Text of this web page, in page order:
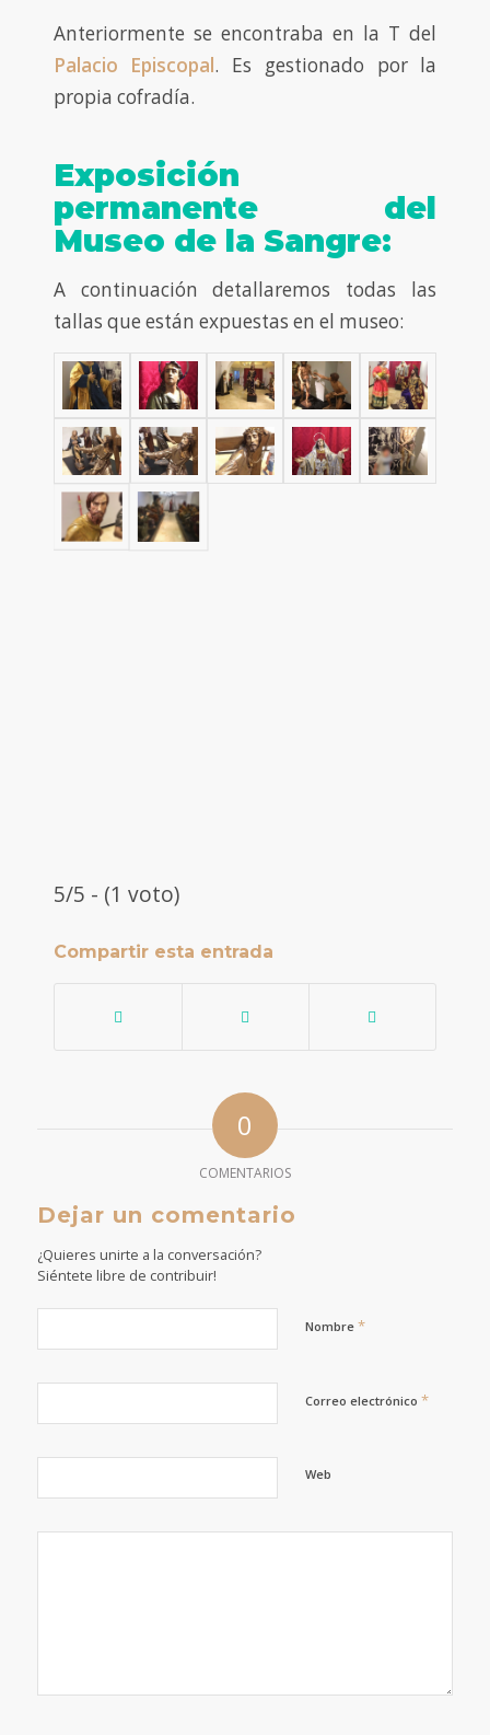
Anteriormente se encontraba en la T del
Palacio Episcopal. Es gestionado por la
propia cofradía.
Exposición
permanente del
Museo de la Sangre:
A continuación detallaremos todas las
tallas que están expuestas en el museo:
5/5 - (1 voto)
Compartir esta entrada
0
COMENTARIOS
Dejar un comentario
¿Quieres unirte a la conversación?
Siéntete libre de contribuir!
Nombre *
Correo electrónico *
Web